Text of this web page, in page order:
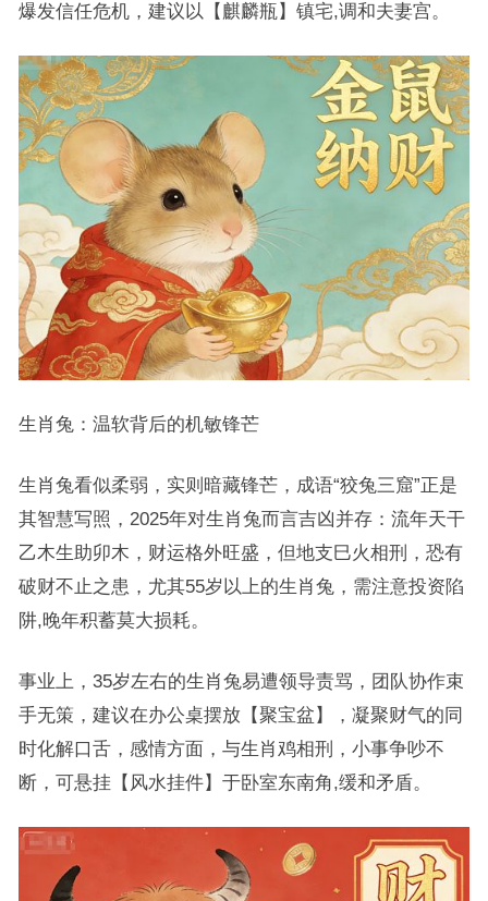
爆发信任危机，建议以【麒麟瓶】镇宅,调和夫妻宫。
生肖兔：温软背后的机敏锋芒
生肖兔看似柔弱，实则暗藏锋芒，成语“狡兔三窟”正是
其智慧写照，2025年对生肖兔而言吉凶并存：流年天干
乙木生助卯木，财运格外旺盛，但地支巳火相刑，恐有
破财不止之患，尤其55岁以上的生肖兔，需注意投资陷
阱,晚年积蓄莫大损耗。
事业上，35岁左右的生肖兔易遭领导责骂，团队协作束
手无策，建议在办公桌摆放【聚宝盆】，凝聚财气的同
时化解口舌，感情方面，与生肖鸡相刑，小事争吵不
断，可悬挂【风水挂件】于卧室东南角,缓和矛盾。